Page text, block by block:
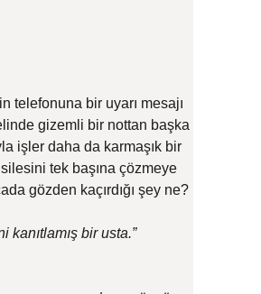
telefonuna bir uyarı mesajı
gizemli bir nottan başka
işler daha da karmaşık bir
tek başına çözmeye
gözden kaçırdığı şey ne?
kanıtlamış bir usta.”